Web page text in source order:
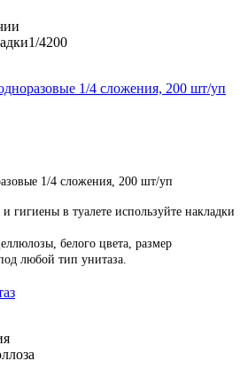
4200
1/4 сложения, 200 шт/уп
гигиены в туалете используйте накладки
белого цвета, размер
любой тип унитаза.